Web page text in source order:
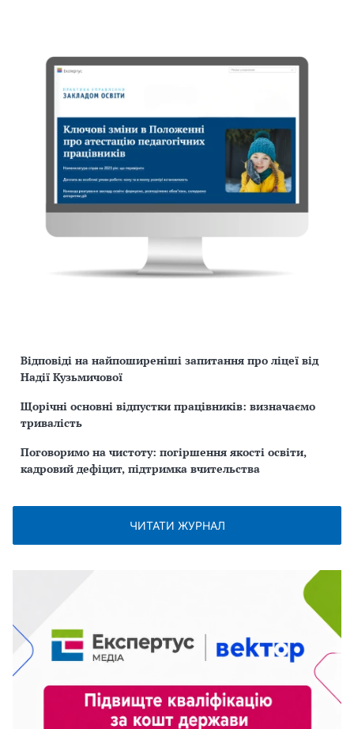
Відповіді на найпоширеніші запитання про ліцеї від
Надії Кузьмичової
Щорічні основні відпустки працівників: визначаємо
тривалість
Поговоримо на чистоту: погіршення якості освіти,
кадровий дефіцит, підтримка вчительства
ЧИТАТИ ЖУРНАЛ